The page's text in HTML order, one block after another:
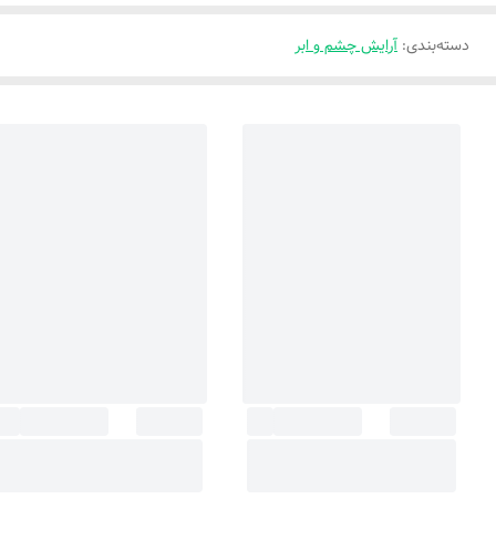
دسته‌بندی: آرایش چشم و ابر